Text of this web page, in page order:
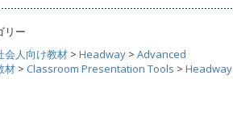
リー
会人向け教材 > Headway > Advanced
材 > Classroom Presentation Tools > Headway